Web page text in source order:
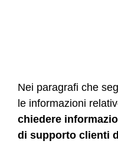
Nei paragrafi che
le informazioni
chiedere
di supporto clienti